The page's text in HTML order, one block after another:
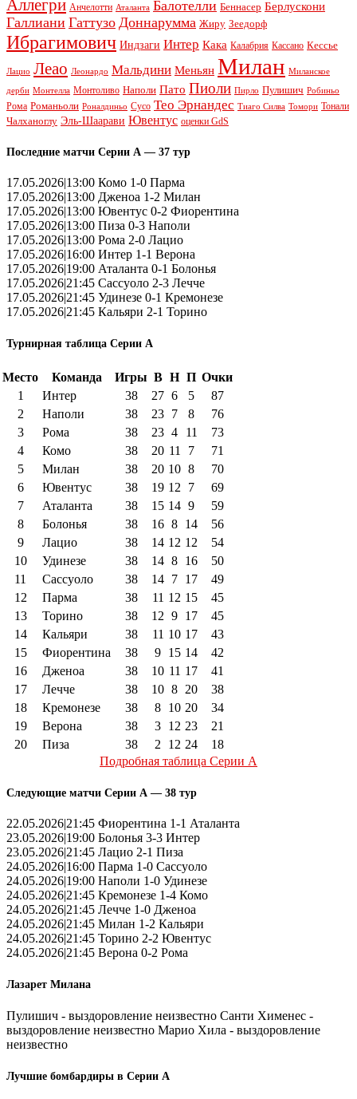
Аллегри Анчелотти Аталанта Балотелли Беннасер Берлускони
Галлиани Гаттузо Доннарумма Жиру Зеедорф
Ибрагимович Индзаги Интер Кака Калабрия Кассано Кессье
Лацио Леао Леонардо Мальдини Меньян Милан Миланское
дерби Монтелла Монтоливо Наполи Пато Пиоли Пирло Пулишич Робиньо
Рома Романьоли Роналдиньо Сусо Тео Эрнандес Тиаго Силва Томори Тонали
Чалханоглу Эль-Шаарави Ювентус оценки GdS
Последние матчи Серии А — 37 тур
17.05.2026|13:00 Комо 1-0 Парма
17.05.2026|13:00 Дженоа 1-2 Милан
17.05.2026|13:00 Ювентус 0-2 Фиорентина
17.05.2026|13:00 Пиза 0-3 Наполи
17.05.2026|13:00 Рома 2-0 Лацио
17.05.2026|16:00 Интер 1-1 Верона
17.05.2026|19:00 Аталанта 0-1 Болонья
17.05.2026|21:45 Сассуоло 2-3 Лечче
17.05.2026|21:45 Удинезе 0-1 Кремонезе
17.05.2026|21:45 Кальяри 2-1 Торино
Турнирная таблица Серии А
Место Команда Игры В Н П Очки
1
Интер 38 27 6 5
87
2
Наполи 38 23 7 8
76
3
Рома 38 23 4 11
73
4
Комо 38 20 11 7
71
5
Милан 38 20 10 8
70
6
Ювентус 38 19 12 7
69
7
Аталанта 38 15 14 9
59
8
Болонья 38 16 8 14
56
9
Лацио 38 14 12 12
54
10
Удинезе 38 14 8 16
50
11
Сассуоло 38 14 7 17
49
12
Парма 38 11 12 15
45
13
Торино 38 12 9 17
45
14
Кальяри 38 11 10 17
43
15
Фиорентина 38 9 15 14
42
16
Дженоа 38 10 11 17
41
17
Лечче 38 10 8 20
38
18
Кремонезе 38 8 10 20
34
19
Верона 38 3 12 23
21
20
Пиза 38 2 12 24
18
Подробная таблица Серии А
Следующие матчи Серии А — 38 тур
22.05.2026|21:45 Фиорентина 1-1 Аталанта
23.05.2026|19:00 Болонья 3-3 Интер
23.05.2026|21:45 Лацио 2-1 Пиза
24.05.2026|16:00 Парма 1-0 Сассуоло
24.05.2026|19:00 Наполи 1-0 Удинезе
24.05.2026|21:45 Кремонезе 1-4 Комо
24.05.2026|21:45 Лечче 1-0 Дженоа
24.05.2026|21:45 Милан 1-2 Кальяри
24.05.2026|21:45 Торино 2-2 Ювентус
24.05.2026|21:45 Верона 0-2 Рома
Лазарет Милана
Пулишич - выздоровление неизвестно Санти Хименес -
выздоровление неизвестно Марио Хила - выздоровление
неизвестно
Лучшие бомбардиры в Серии А